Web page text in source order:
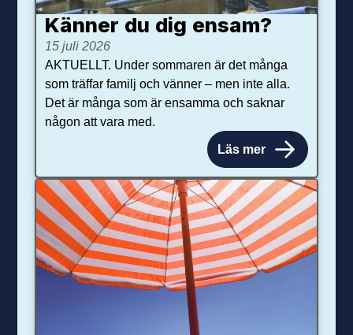
Känner du dig ensam?
15 juli 2026
AKTUELLT. Under sommaren är det många
som träffar familj och vänner – men inte alla.
Det är många som är ensamma och saknar
någon att vara med.
Läs mer